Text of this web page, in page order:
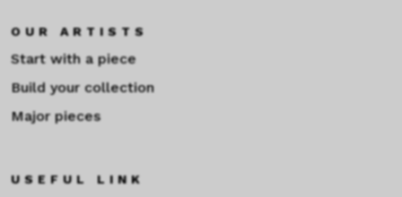
OUR ARTISTS
Start with a piece
Build your collection
Major pieces
USEFUL LINK